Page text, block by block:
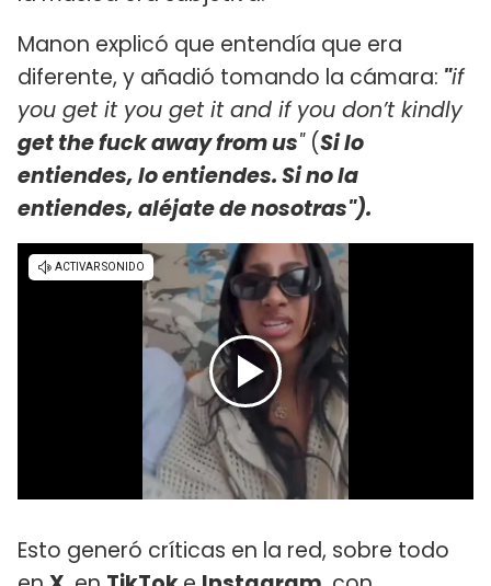
Manon explicó que entendía que era
diferente, y añadió tomando la cámara: "if
you get it you get it and if you don’t kindly
get the fuck away from us"(Si lo
entiendes, lo entiendes.Si no la
entiendes, aléjate de nosotras").
Esto generó críticas en la red, sobre todo